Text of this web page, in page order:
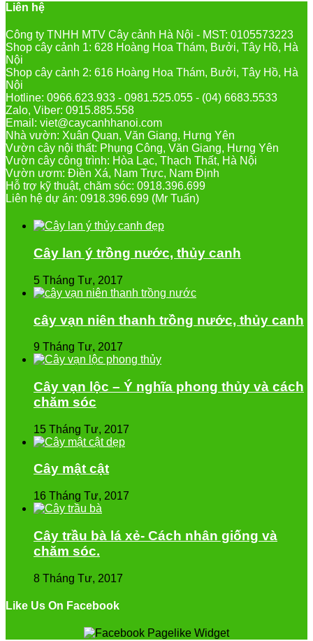
Liên hệ
Công ty TNHH MTV Cây cảnh Hà Nội - MST: 0105573223
Shop cây cảnh 1: 628 Hoàng Hoa Thám, Bưởi, Tây Hồ, Hà
Nội
Shop cây cảnh 2: 616 Hoàng Hoa Thám, Bưởi, Tây Hồ, Hà
Nội
Hotline: 0966.623.933 - 0981.525.055 - (04) 6683.5533
Zalo, Viber: 0915.885.558
Email: viet@caycanhhanoi.com
Nhà vườn: Xuân Quan, Văn Giang, Hưng Yên
Vườn cây nội thất: Phụng Công, Văn Giang, Hưng Yên
Vườn cây công trình: Hòa Lạc, Thạch Thất, Hà Nội
Vườn ươm: Điền Xá, Nam Trực, Nam Định
Hỗ trợ kỹ thuật, chăm sóc: 0918.396.699
Liên hệ dự án: 0918.396.699 (Mr Tuấn)
Cây lan ý trồng nước, thủy canh
5 Tháng Tư, 2017
cây vạn niên thanh trồng nước, thủy canh
9 Tháng Tư, 2017
Cây vạn lộc – Ý nghĩa phong thủy và cách
chăm sóc
15 Tháng Tư, 2017
Cây mật cật
16 Tháng Tư, 2017
Cây trầu bà lá xẻ- Cách nhân giống và
chăm sóc.
8 Tháng Tư, 2017
Like Us On Facebook